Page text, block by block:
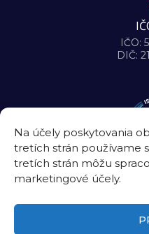
Na účely poskytovania
tretích strán používame
tretích strán môžu
marketingové účely.
IČO:
DIČ: